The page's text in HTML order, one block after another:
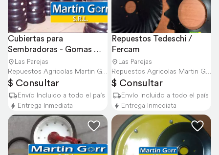
Cubiertas para
Sembradoras - Gomas
para Sembradoras
Las Parejas
Repuestos Agricolas Martin Gorr S.R.L.
$ Consultar
Envío Incluido a todo el país
Entrega Inmediata
Repuestos Tedeschi /
Fercam
Las Parejas
Repuestos Agricolas Martin Gorr S.R.L.
$ Consultar
Envío Incluido a todo el país
Entrega Inmediata